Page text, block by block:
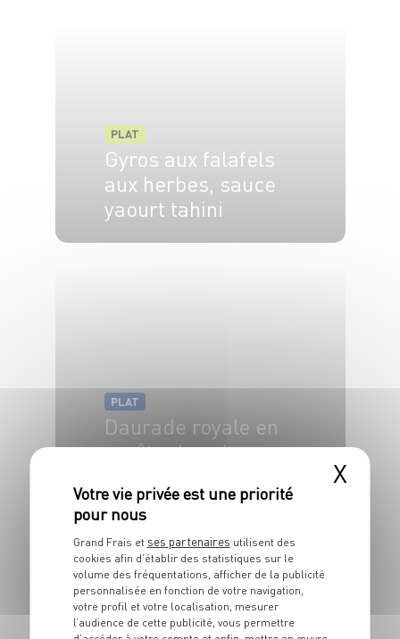
PLAT
Gyros aux falafels
aux herbes, sauce
yaourt tahini
PLAT
Daurade royale en
croûte de sel
4 pers. 50 min 40 min
X
Grand Frais et ses partenaires utilisent des
cookies afin d’établir des statistiques sur le
volume des fréquentations, afficher de la publicité
personnalisée en fonction de votre navigation,
votre profil et votre localisation, mesurer
l’audience de cette publicité, vous permettre